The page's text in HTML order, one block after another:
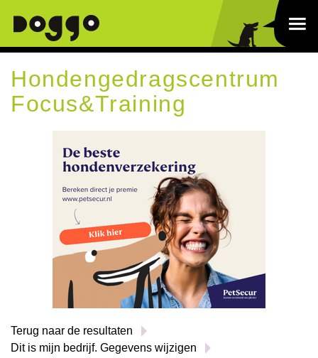
Hondengedragscentrum
Focus&Training
Terug naar de resultaten
Dit is mijn bedrijf. Gegevens wijzigen